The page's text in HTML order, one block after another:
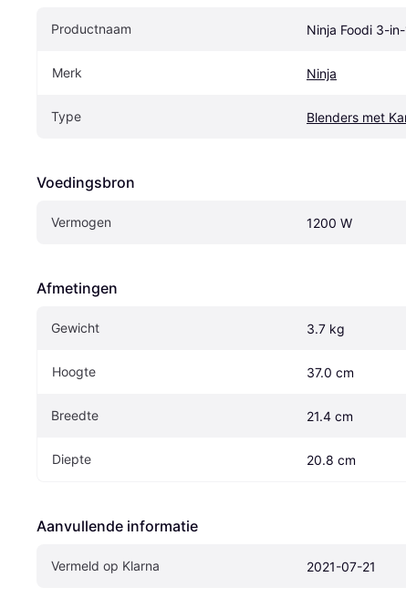
Productnaam Ninja Foodi 3-
Merk Ninja
Type Blenders met
Voedingsbron
Vermogen 1200 W
Afmetingen
Gewicht 3.7 kg
Hoogte 37.0 cm
Breedte 21.4 cm
Diepte 20.8 cm
Aanvullende informatie
Vermeld op Klarna 2021-07-21